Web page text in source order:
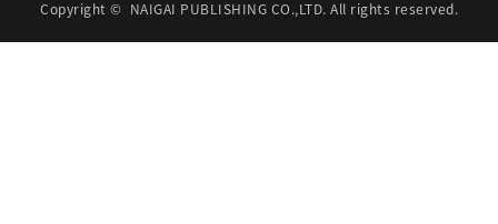
Copyright © NAIGAI PUBLISHING CO.,LTD. All rights reserved.